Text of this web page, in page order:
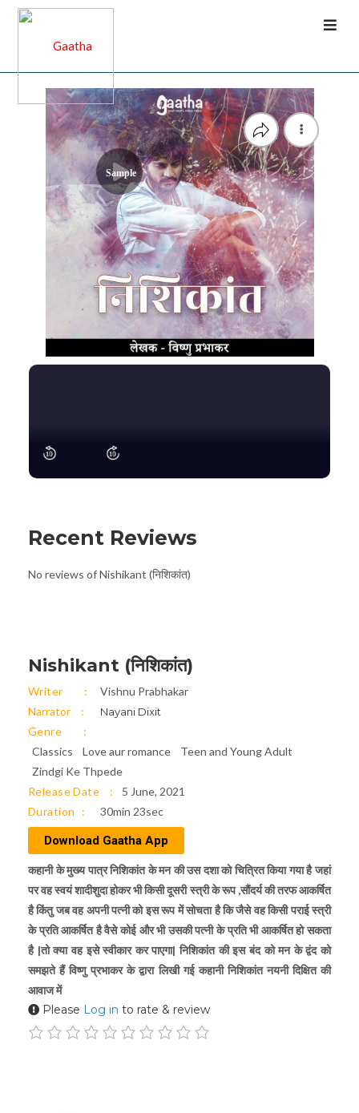
Sample
Recent Reviews
No reviews of Nishikant (निशिकांत)
Nishikant (निशिकांत)
Writer
Vishnu Prabhakar
Narrator
Nayani Dixit
Genre
Classics
Love aur romance
Teen and Young Adult
Zindgi Ke Thpede
Release Date
5 June, 2021
Duration
30min 23sec
Download Gaatha App
कहानी के मुख्य पात्र निशिकांत के मन की उस दशा को चित्रित किया गया है जहां
पर वह स्वयं शादीशुदा होकर भी किसी दूसरी स्त्री के रूप ,सौंदर्य की तरफ आकर्षित
है किंतु जब वह अपनी पत्नी को इस रूप में सोचता है कि जैसे वह किसी पराई स्त्री
के प्रति आकर्षित है वैसे कोई और भी उसकी पत्नी के प्रति भी आकर्षित हो सकता
है |तो क्या वह इसे स्वीकार कर पाएगा| निशिकांत की इस बंद को मन के द्वंद को
समझते हैं विष्णु प्रभाकर के द्वारा लिखी गई कहानी निशिकांत नयनी दिक्षित की
आवाज में
Please Log in to rate & review